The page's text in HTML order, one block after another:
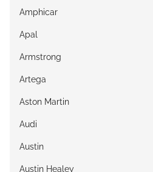
Amphicar
Apal
Armstrong
Artega
Aston Martin
Audi
Austin
Austin Healey